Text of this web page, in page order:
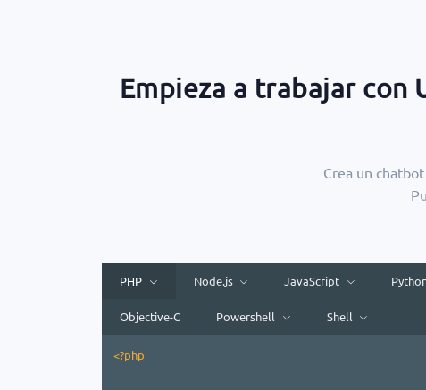
Empieza a trabajar con
Crea un